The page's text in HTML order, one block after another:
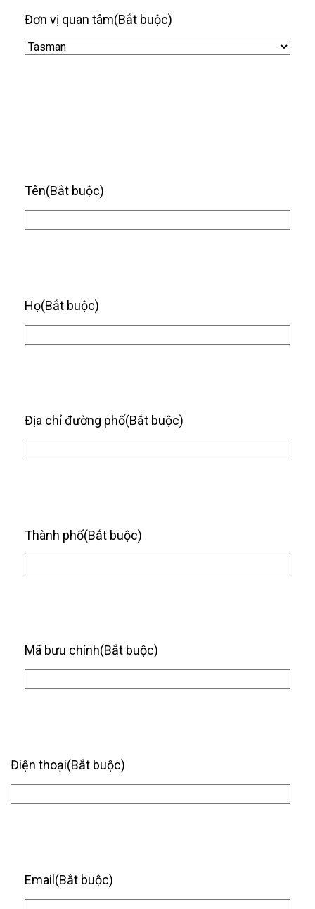
Đơn vị quan tâm(Bắt buộc)
Tên(Bắt buộc)
Họ(Bắt buộc)
Địa chỉ đường phố(Bắt buộc)
Thành phố(Bắt buộc)
Mã bưu chính(Bắt buộc)
Điện thoại(Bắt buộc)
Email (Bắt buộc)